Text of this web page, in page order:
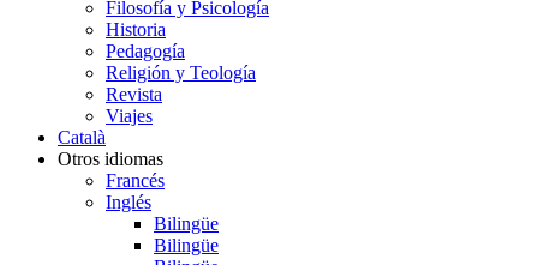
Filosofía y Psicología
Historia
Pedagogía
Religión y Teología
Revista
Viajes
Català
Otros idiomas
Francés
Inglés
Bilingüe
Bilingüe